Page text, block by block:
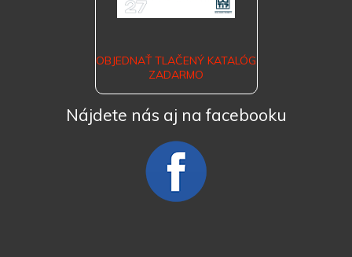
OBJEDNAŤ TLAČENÝ KATALÓG
ZADARMO
Nájdete nás aj na facebooku